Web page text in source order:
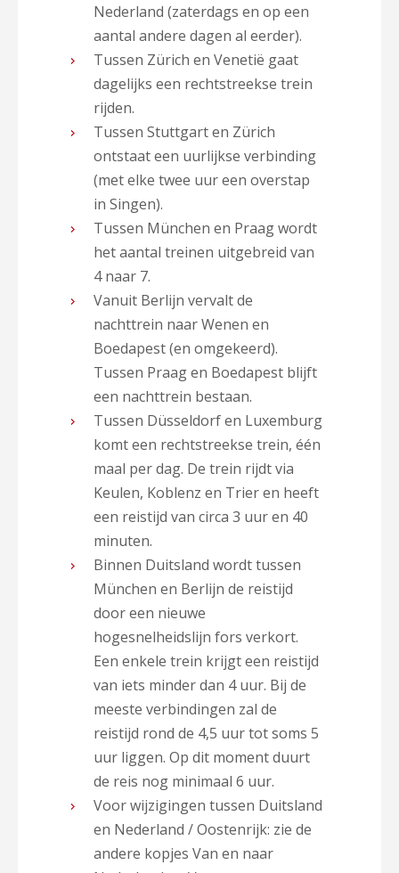
Nederland (zaterdags en op een
aantal andere dagen al eerder).
Tussen Zürich en Venetië gaat
dagelijks een rechtstreekse trein
rijden.
Tussen Stuttgart en Zürich
ontstaat een uurlijkse verbinding
(met elke twee uur een overstap
in Singen).
Tussen München en Praag wordt
het aantal treinen uitgebreid van
4 naar 7.
Vanuit Berlijn vervalt de
nachttrein naar Wenen en
Boedapest (en omgekeerd).
Tussen Praag en Boedapest blijft
een nachttrein bestaan.
Tussen Düsseldorf en Luxemburg
komt een rechtstreekse trein, één
maal per dag. De trein rijdt via
Keulen, Koblenz en Trier en heeft
een reistijd van circa 3 uur en 40
minuten.
Binnen Duitsland wordt tussen
München en Berlijn de reistijd
door een nieuwe
hogesnelheidslijn fors verkort.
Een enkele trein krijgt een reistijd
van iets minder dan 4 uur. Bij de
meeste verbindingen zal de
reistijd rond de 4,5 uur tot soms 5
uur liggen. Op dit moment duurt
de reis nog minimaal 6 uur.
Voor wijzigingen tussen Duitsland
en Nederland / Oostenrijk: zie de
andere kopjes Van en naar